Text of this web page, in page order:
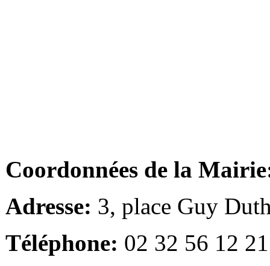
Coordonnées de la
Adresse: 3, place Guy
Téléphone: 02 32 56 12 21